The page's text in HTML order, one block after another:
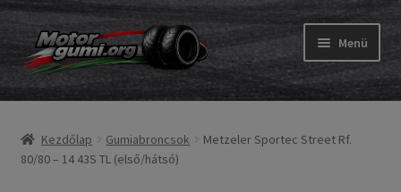
Ugrás
a
navigációhoz
Kilépés
a
tartalomba
Menü
Gumik
Expand
menu
Belső gumi és szalag
Expand
Kezdőlap Gumiabroncsok
Metzeler Sportec Street Rf.
80/80 – 14 43S TL (első/hátsó)